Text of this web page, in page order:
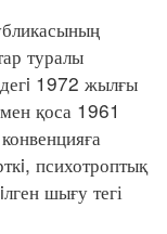
туралы
1972 жылғы
қоса 1961
психотроптық
шығу тегі